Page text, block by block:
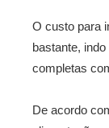
O custo para
bastante,
completas
De acordo